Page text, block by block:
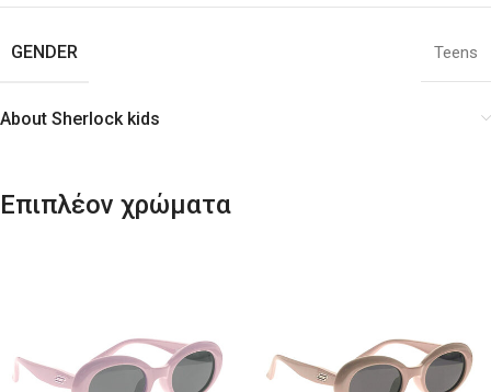
GENDER Teens
About Sherlock kids
Επιπλέον χρώματα